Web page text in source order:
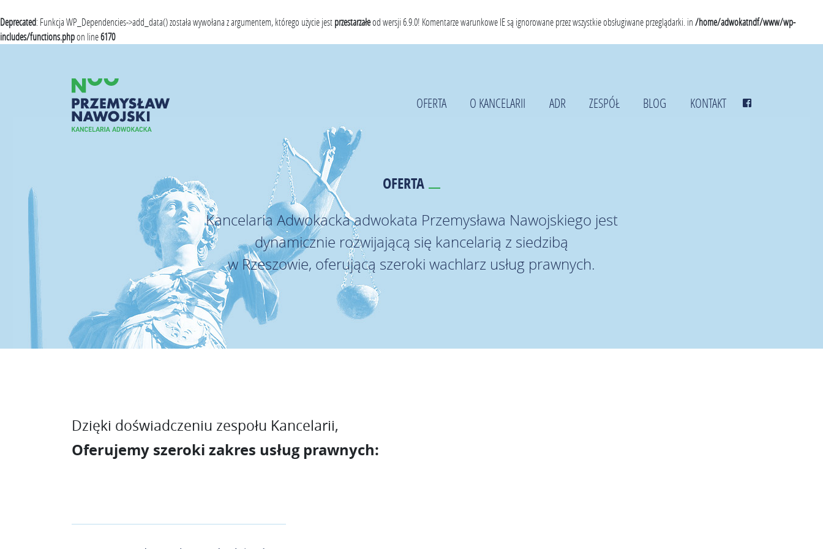
Deprecated: Funkcja WP_Dependencies->add_data() została wywołana z argumentem, którego użycie jestprzestarzałeod wersji 6.9.0! Komentarze warunkowe IE są ignorowane przez wszystkie obsługiwane przeglądarki. in/home/adwokatndf/www/wp-
includes/functions.phpon line6170
OFERTA O KANCELARII ADR ZESPÓŁ BLOG KONTAKT
OFERTA
Kancelaria Adwokacka adwokata Przemysława Nawojskiego jest
dynamicznie rozwijającą się kancelarią z siedzibą
w Rzeszowie, oferującą szeroki wachlarz usług prawnych.
Dzięki doświadczeniu zespołu Kancelarii,
Oferujemy szeroki zakres usług prawnych: